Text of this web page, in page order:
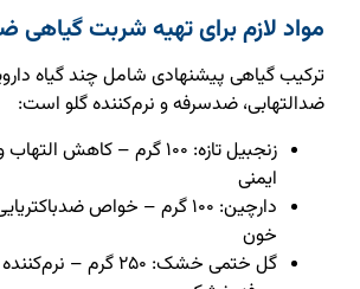
مواد لازم برای تهیه شربت گیاهی
ترکیب گیاهی پیشنهادی شامل چند گیاه
ضدالتهابی، ضدسرفه و نرم‌کننده گلو است:
زنجبیل تازه: ۱۰۰ گرم –
ایمنی
دارچین: ۱۰۰ گرم – خواص
خون
گل ختمی خشک: ۲۵۰ گرم –